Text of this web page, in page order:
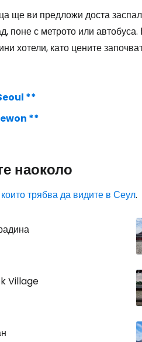
ще ви предложи доста
поне с метрото или
хотели, като цените
**
**
наоколо
трябва да видите в Сеул.
Village